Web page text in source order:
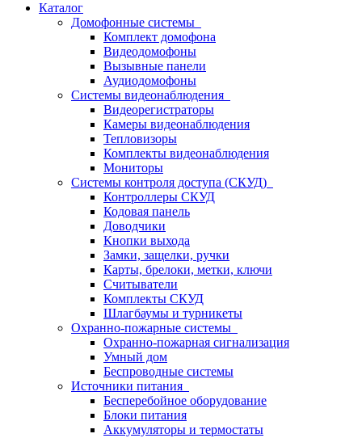
Каталог
Домофонные системы
Комплект домофона
Видеодомофоны
Вызывные панели
Аудиодомофоны
Системы видеонаблюдения
Видеорегистраторы
Камеры видеонаблюдения
Тепловизоры
Комплекты видеонаблюдения
Мониторы
Системы контроля доступа (СКУД)
Контроллеры СКУД
Кодовая панель
Доводчики
Кнопки выхода
Замки, защелки, ручки
Карты, брелоки, метки, ключи
Считыватели
Комплекты СКУД
Шлагбаумы и турникеты
Охранно-пожарные системы
Охранно-пожарная сигнализация
Умный дом
Беспроводные системы
Источники питания
Бесперебойное оборудование
Блоки питания
Аккумуляторы и термостаты